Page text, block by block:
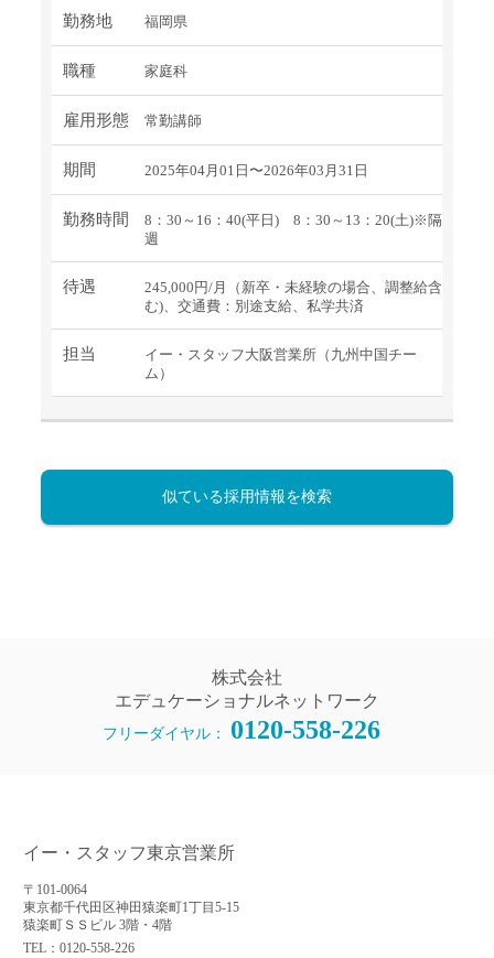
勤務地 福岡県
職種 家庭科
雇用形態 常勤講師
期間 2025年04月01日〜2026年03月31日
勤務時間
8：30～16：40(平日) 8：30～13：20(土)※隔
週
待遇
245,000円/月（新卒・未経験の場合、調整給含
む)、交通費：別途支給、私学共済
担当
イー・スタッフ大阪営業所（九州中国チー
ム）
似ている採用情報を検索
株式会社
エデュケーショナルネットワーク
フリーダイヤル： 0120-558-226
イー・スタッフ東京営業所
〒101-0064
東京都千代田区神田猿楽町1丁目5-15
猿楽町ＳＳビル 3階・4階
TEL：0120-558-226